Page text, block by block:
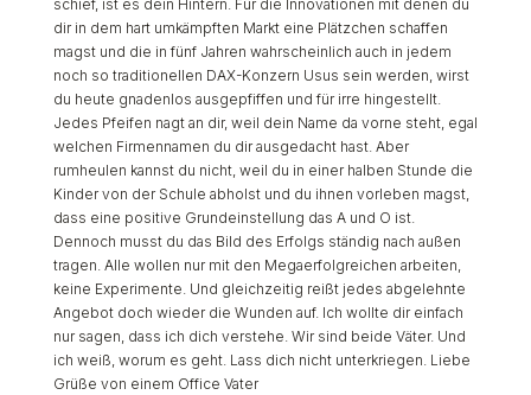
schief, ist es dein Hintern. Für die Innovationen mit denen du
dir in dem hart umkämpften Markt eine Plätzchen schaffen
magst und die in fünf Jahren wahrscheinlich auch in jedem
noch so traditionellen DAX-Konzern Usus sein werden, wirst
du heute gnadenlos ausgepfiffen und für irre hingestellt.
Jedes Pfeifen nagt an dir, weil dein Name da vorne steht, egal
welchen Firmennamen du dir ausgedacht hast. Aber
rumheulen kannst du nicht, weil du in einer halben Stunde die
Kinder von der Schule abholst und du ihnen vorleben magst,
dass eine positive Grundeinstellung das A und O ist.
Dennoch musst du das Bild des Erfolgs ständig nach außen
tragen. Alle wollen nur mit den Megaerfolgreichen arbeiten,
keine Experimente. Und gleichzeitig reißt jedes abgelehnte
Angebot doch wieder die Wunden auf. Ich wollte dir einfach
nur sagen, dass ich dich verstehe. Wir sind beide Väter. Und
ich weiß, worum es geht. Lass dich nicht unterkriegen. Liebe
Grüße von einem Office Vater